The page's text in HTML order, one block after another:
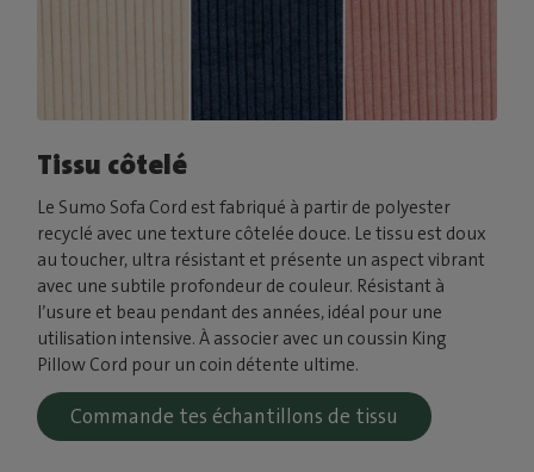
Tissu côtelé
Le Sumo Sofa Cord est fabriqué à partir de polyester
recyclé avec une texture côtelée douce. Le tissu est doux
au toucher, ultra résistant et présente un aspect vibrant
avec une subtile profondeur de couleur. Résistant à
l’usure et beau pendant des années, idéal pour une
utilisation intensive. À associer avec un coussin King
Pillow Cord pour un coin détente ultime.
Commande tes échantillons de tissu